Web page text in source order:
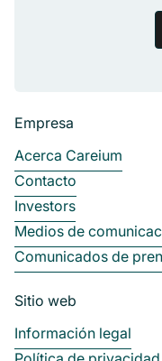
Empresa
Acerca Careium
Contacto
Investors
Medios de
Comunicados de
Sitio web
Información legal